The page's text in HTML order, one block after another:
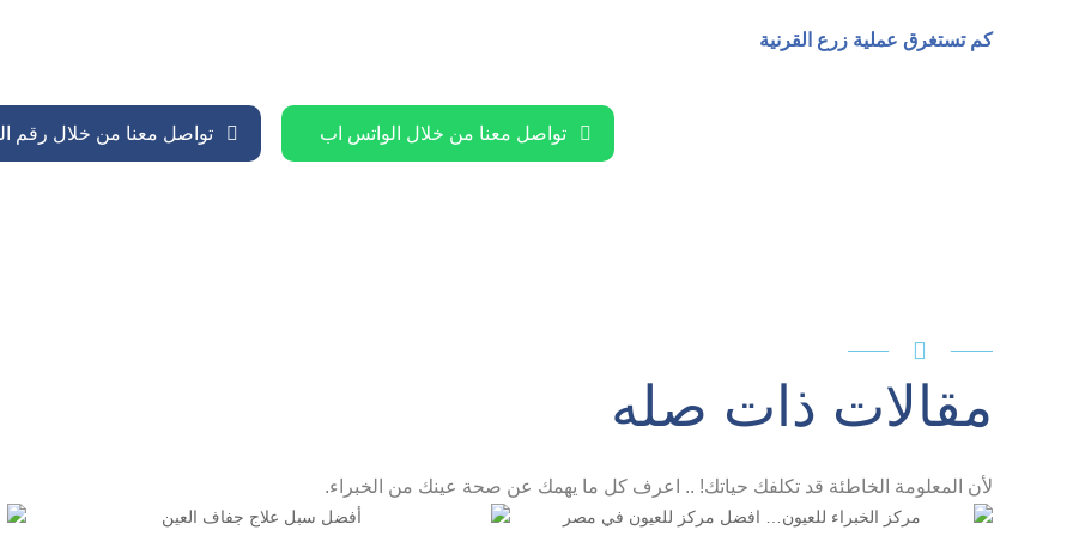
كم تستغرق عملية زرع القرنية
تواصل معنا من خلال الواتس اب تواصل معنا من خلال رقم

مقالات ذات صله
لأن المعلومة الخاطئة قد تكلفك حياتك! .. اعرف كل ما يهمك عن صحة عينك من الخبراء.